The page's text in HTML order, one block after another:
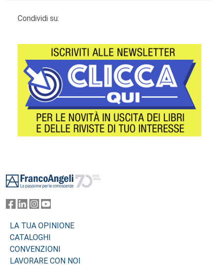
Condividi su:
LA TUA OPINIONE
CATALOGHI
CONVENZIONI
LAVORARE CON NOI